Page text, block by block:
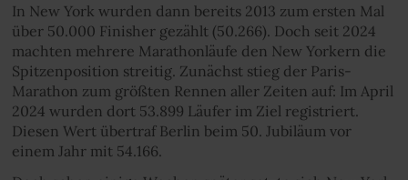
In New York wurden dann bereits 2013 zum ersten Mal
über 50.000 Finisher gezählt (50.266). Doch seit 2024
machten mehrere Marathonläufe den New Yorkern die
Spitzenposition streitig. Zunächst stieg der Paris-
Marathon zum größten Rennen aller Zeiten auf: Im April
2024 wurden dort 53.899 Läufer im Ziel registriert.
Diesen Wert übertraf Berlin beim 50. Jubiläum vor
einem Jahr mit 54.166.